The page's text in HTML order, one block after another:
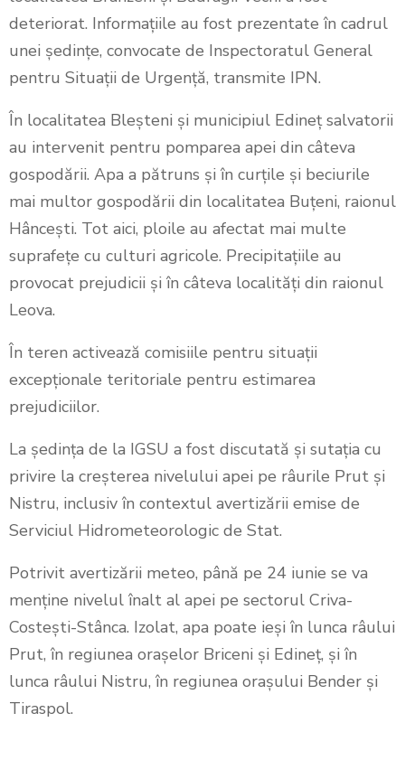
deteriorat. Informațiile au fost prezentate în cadrul
unei ședințe, convocate de Inspectoratul General
pentru Situații de Urgență, transmite IPN.
În localitatea Bleșteni și municipiul Edineț salvatorii
au intervenit pentru pomparea apei din câteva
gospodării. Apa a pătruns și în curțile și beciurile
mai multor gospodării din localitatea Buțeni, raionul
Hâncești. Tot aici, ploile au afectat mai multe
suprafețe cu culturi agricole. Precipitațiile au
provocat prejudicii și în câteva localități din raionul
Leova.
În teren activează comisiile pentru situații
excepționale teritoriale pentru estimarea
prejudiciilor.
La ședința de la IGSU a fost discutată și sutația cu
privire la creșterea nivelului apei pe râurile Prut și
Nistru, inclusiv în contextul avertizării emise de
Serviciul Hidrometeorologic de Stat.
Potrivit avertizării meteo, până pe 24 iunie se va
menține nivelul înalt al apei pe sectorul Criva-
Costeşti-Stânca. Izolat, apa poate ieși în lunca râului
Prut, în regiunea orașelor Briceni şi Edineţ, și în
lunca râului Nistru, în regiunea orașului Bender şi
Tiraspol.